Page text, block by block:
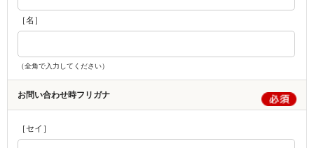
［名］
（全角で入力してください）
お問い合わせ時フリガナ
［セイ］